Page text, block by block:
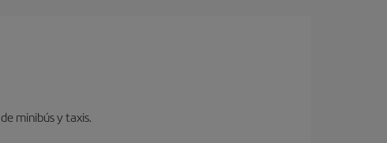
minibús y taxis.